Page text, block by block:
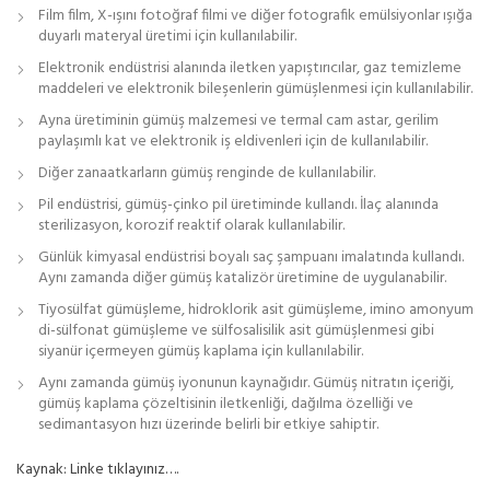
Film film, X-ışını fotoğraf filmi ve diğer fotografik emülsiyonlar ışığa
duyarlı materyal üretimi için kullanılabilir.
Elektronik endüstrisi alanında iletken yapıştırıcılar, gaz temizleme
maddeleri ve elektronik bileşenlerin gümüşlenmesi için kullanılabilir.
Ayna üretiminin gümüş malzemesi ve termal cam astar, gerilim
paylaşımlı kat ve elektronik iş eldivenleri için de kullanılabilir.
Diğer zanaatkarların gümüş renginde de kullanılabilir.
Pil endüstrisi, gümüş-çinko pil üretiminde kullandı. İlaç alanında
sterilizasyon, korozif reaktif olarak kullanılabilir.
Günlük kimyasal endüstrisi boyalı saç şampuanı imalatında kullandı.
Aynı zamanda diğer gümüş katalizör üretimine de uygulanabilir.
Tiyosülfat gümüşleme, hidroklorik asit gümüşleme, imino amonyum
di-sülfonat gümüşleme ve sülfosalisilik asit gümüşlenmesi gibi
siyanür içermeyen gümüş kaplama için kullanılabilir.
Aynı zamanda gümüş iyonunun kaynağıdır. Gümüş nitratın içeriği,
gümüş kaplama çözeltisinin iletkenliği, dağılma özelliği ve
sedimantasyon hızı üzerinde belirli bir etkiye sahiptir.
Kaynak: Linke tıklayınız….